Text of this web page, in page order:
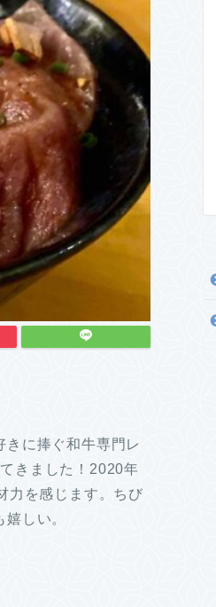
に捧ぐ和牛専門レ
きました！2020年
力を感じます。ちび
しい。